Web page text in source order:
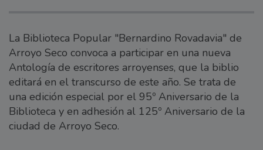
La Biblioteca Popular "Bernardino Rovadavia" de
Arroyo Seco convoca a participar en una nueva
Antología de escritores arroyenses, que la biblio
editará en el transcurso de este año. Se trata de
una edición especial por el 95º Aniversario de la
Biblioteca y en adhesión al 125º Aniversario de la
ciudad de Arroyo Seco.